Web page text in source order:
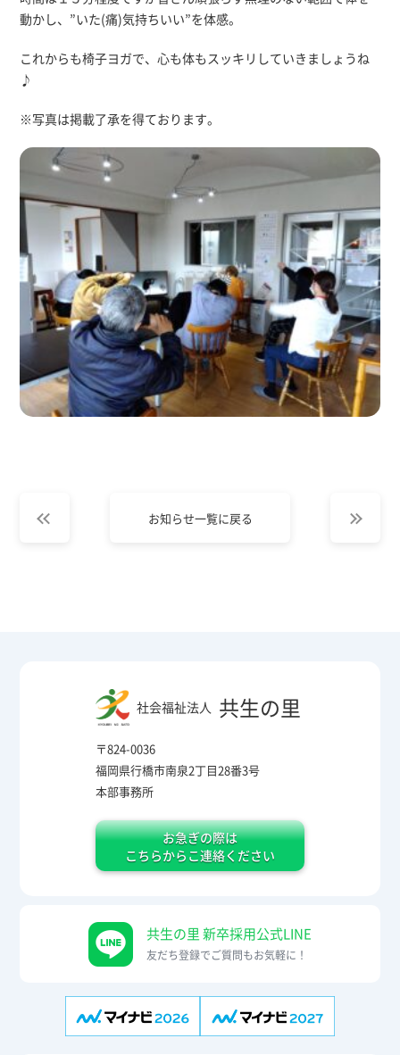
動かし、”いた(痛)気持ちいい”を体感。
これからも椅子ヨガで、心も体もスッキリしていきましょうね
♪
※写真は掲載了承を得ております。
お知らせ一覧に戻る
社会福祉法人 共生の里
〒824-0036
福岡県行橋市南泉2丁目28番3号
本部事務所
お急ぎの際は
こちらからこ連絡ください
共生の里 新卒採用公式LINE
友だち登録でご質問もお気軽に！